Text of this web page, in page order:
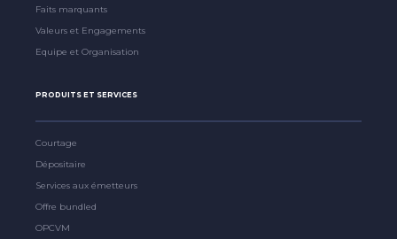
Faits marquants
Valeurs et Engagements
Equipe et Organisation
PRODUITS ET SERVICES
Courtage
Dépositaire
Services aux émetteurs
Offre bundled
OPCVM